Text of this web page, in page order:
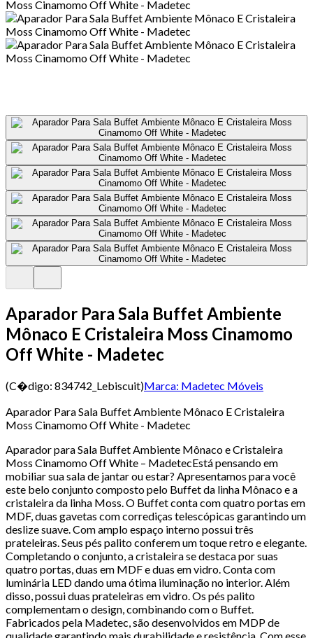
Aparador Para Sala Buffet Ambiente
Mônaco E Cristaleira Moss Cinamomo
Off White - Madetec
(C�digo: 834742_Lebiscuit)Marca: Madetec Móveis
Aparador Para Sala Buffet Ambiente Mônaco E Cristaleira
Moss Cinamomo Off White - Madetec
Aparador para Sala Buffet Ambiente Mônaco e Cristaleira
Moss Cinamomo Off White – MadetecEstá pensando em
mobiliar sua sala de jantar ou estar? Apresentamos para você
este belo conjunto composto pelo Buffet da linha Mônaco e a
cristaleira da linha Moss. O Buffet conta com quatro portas em
MDF, duas gavetas com corrediças telescópicas garantindo um
deslize suave. Com amplo espaço interno possui três
prateleiras. Seus pés palito conferem um toque retro e elegante.
Completando o conjunto, a cristaleira se destaca por suas
quatro portas, duas em MDF e duas em vidro. Conta com
luminária LED dando uma ótima iluminação no interior. Além
disso, possui duas prateleiras em vidro. Os pés palito
complementam o design, combinando com o Buffet.
Fabricados pela Madetec, são desenvolvidos em MDP de